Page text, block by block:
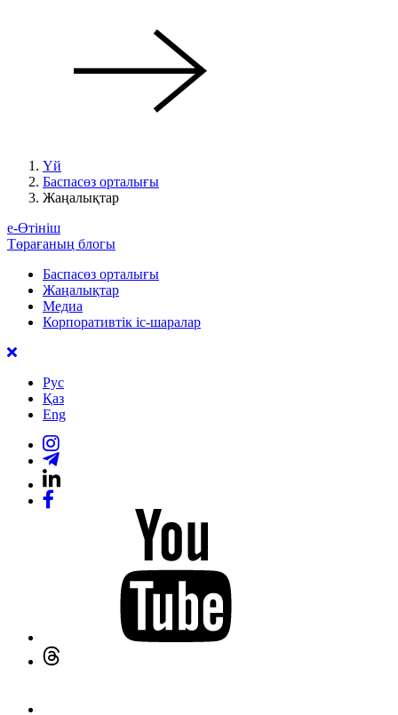
Үй
Баспасөз орталығы
Жаңалықтар
е-Өтініш
Төрағаның блогы
Баспасөз орталығы
Жаңалықтар
Медиа
Корпоративтік іс-шаралар
Рус
Қаз
Eng